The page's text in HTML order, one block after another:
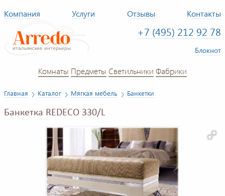
Компания Услуги Отзывы Контакты
+7 (495) 212 92 78
Блокнот
Комнаты Предметы Светильники Фабрики
Главная Каталог Мягкая мебель Банкетки
Банкетка REDECO 330/L